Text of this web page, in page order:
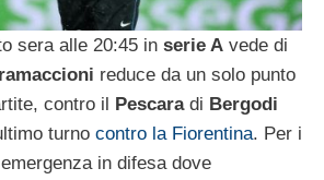
sera alle 20:45 in serie A vede di
reduce da un solo punto
contro il Pescaradi Bergodi
turno contro la Fiorentina. Per i
in difesa dove